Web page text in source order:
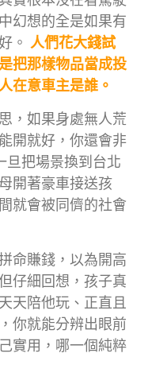
幻想的全是如果有
。 人們花大錢試
把那樣物品當成投
在意車主是誰。
，如果身處無人荒
開就好，你還會非
旦把場景換到台北
開著豪車接送孩
就會被同儕的社會
命賺錢，以為開高
仔細回想，孩子真
天陪他玩、正直且
你就能分辨出眼前
實用，哪一個純粹